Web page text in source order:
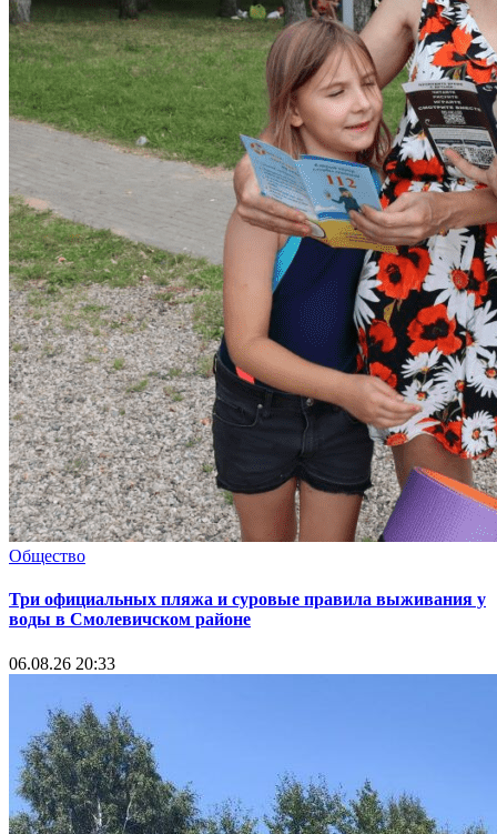
Общество
Три официальных пляжа и суровые правила выживания у
воды в Смолевичском районе
06.08.26 20:33